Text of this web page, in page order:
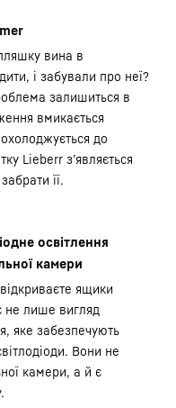
вина в
і забували про неї?
залишиться в
вмикається
до
Lieberr з’являється
її.
освітлення
камери
ящики
не лише вигляд
яке забезпечують
Вони не
камери, а й є